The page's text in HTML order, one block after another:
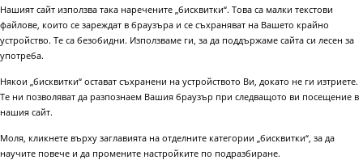
Нашият сайт използва така наречените „бисквитки“. Това са малки текстови
файлове, които се зареждат в браузъра и се съхраняват на Вашето крайно
устройство. Те са безобидни. Използваме ги, за да поддържаме сайта си лесен за
употреба.
Някои „бисквитки“ остават съхранени на устройството Ви, докато не ги изтриете.
Те ни позволяват да разпознаем Вашия браузър при следващото ви посещение в
нашия сайт.
Моля, кликнете върху заглавията на отделните категории „бисквитки“, за да
научите повече и да промените настройките по подразбиране.